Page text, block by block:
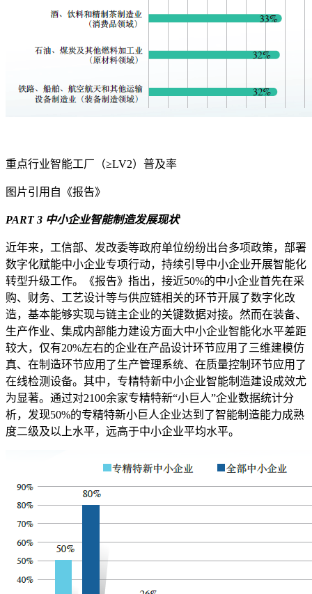
重点行业智能工厂（≥LV2）普及率
图片引用自《报告》
PART 3 中小企业智能制造发展现状
近年来，工信部、发改委等政府单位纷纷出台多项政策，部署
数字化赋能中小企业专项行动，持续引导中小企业开展智能化
转型升级工作。《报告》指出，接近50%的中小企业首先在采
购、财务、工艺设计等与供应链相关的环节开展了数字化改
造，基本能够实现与链主企业的关键数据对接。然而在装备、
生产作业、集成内部能力建设方面大中小企业智能化水平差距
较大，仅有20%左右的企业在产品设计环节应用了三维建模仿
真、在制造环节应用了生产管理系统、在质量控制环节应用了
在线检测设备。其中，专精特新中小企业智能制造建设成效尤
为显著。通过对2100余家专精特新“小巨人”企业数据统计分
析，发现50%的专精特新小巨人企业达到了智能制造能力成熟
度二级及以上水平，远高于中小企业平均水平。